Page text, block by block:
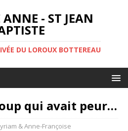
ANNE - ST JEAN
DU LOROUX BOTTEREAU
loup qui avait peur…
& Anne-Françoise